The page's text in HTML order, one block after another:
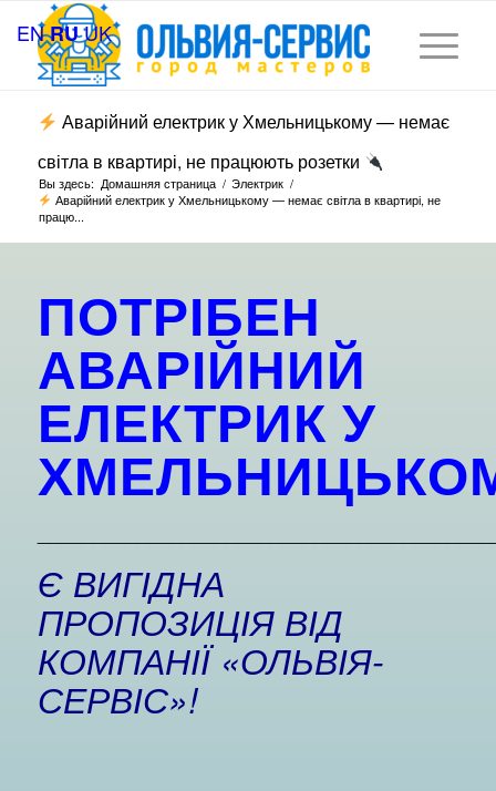
Аварійний електрик у Хмельницькому — немає
світла в квартирі, не працюють розетки
Вы здесь: Домашняя страница / Электрик /
Аварійний електрик у Хмельницькому — немає світла в квартирі, не
працю...
ПОТРІБЕН
АВАРІЙНИЙ
ЕЛЕКТРИК У
Є ВИГІДНА
ПРОПОЗИЦІЯ ВІД
КОМПАНІЇ «ОЛЬВІЯ-
СЕРВІС»!
ENRUUK